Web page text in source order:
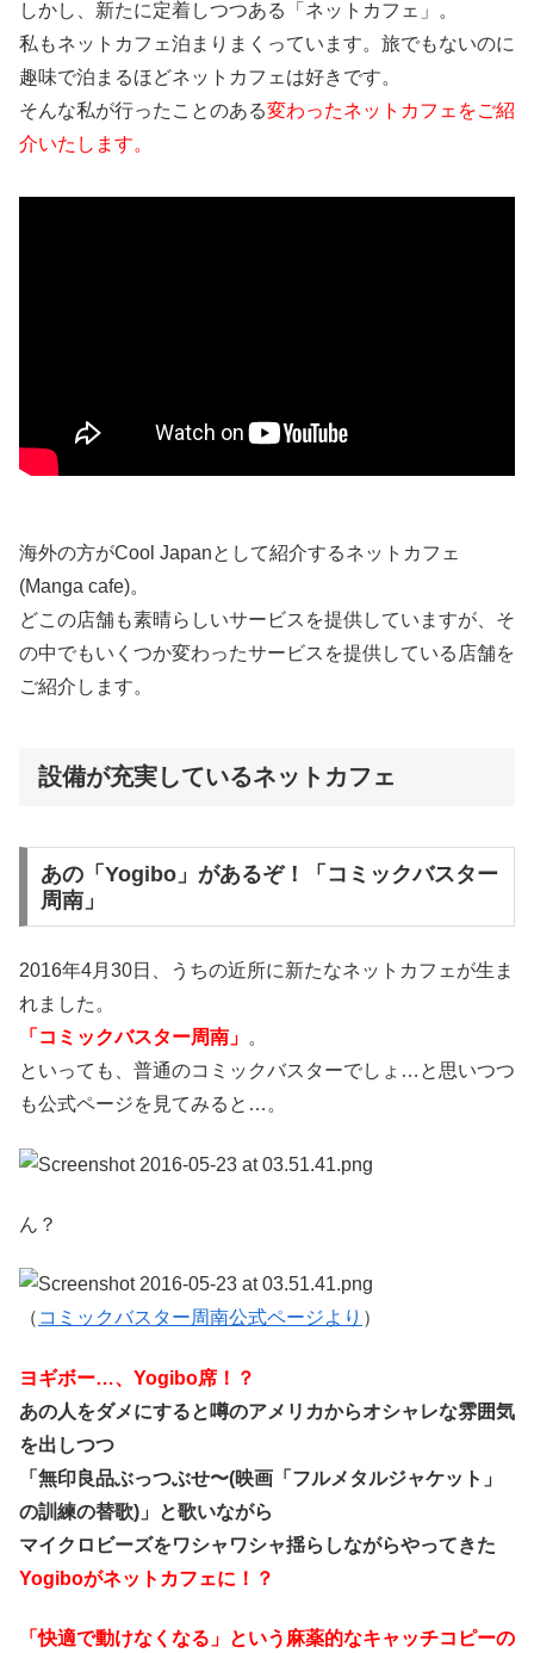
しかし、新たに定着しつつある「ネットカフェ」。
私もネットカフェ泊まりまくっています。旅でもないのに
趣味で泊まるほどネットカフェは好きです。
そんな私が行ったことのある変わったネットカフェをご紹
介いたします。
海外の方がCool Japanとして紹介するネットカフェ
(Manga cafe)。
どこの店舗も素晴らしいサービスを提供していますが、そ
の中でもいくつか変わったサービスを提供している店舗を
ご紹介します。
設備が充実しているネットカフェ
あの「Yogibo」があるぞ！「コミックバスター
周南」
2016年4月30日、うちの近所に新たなネットカフェが生ま
れました。
「コミックバスター周南」 。
といっても、普通のコミックバスターでしょ…と思いつつ
も公式ページを見てみると…。
ん？
（ コミックバスター周南公式ページより ）
ヨギボー…、Yogibo席！？
あの人をダメにすると噂のアメリカからオシャレな雰囲気
を出しつつ
「無印良品ぶっつぶせ〜(映画「フルメタルジャケット」
の訓練の替歌)」と歌いながら
マイクロビーズをワシャワシャ揺らしながらやってきた
Yogiboがネットカフェに！？
「快適で動けなくなる」という麻薬的なキャッチコピーの